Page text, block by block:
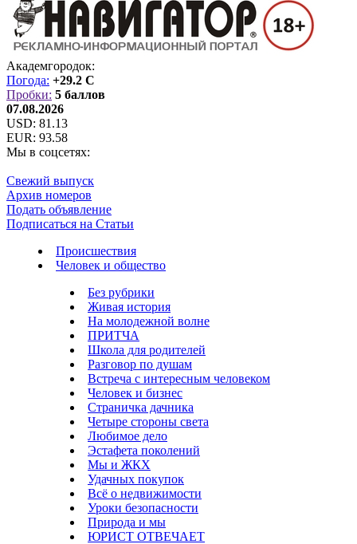
Академгородок:
Погода: +29.2 C
Пробки: 5 баллов
07.08.2026
USD: 81.13
EUR: 93.58
Мы в соцсетях:
Свежий выпуск
Архив номеров
Подать объявление
Подписаться на Статьи
Происшествия
Человек и общество
Без рубрики
Живая история
На молодежной волне
ПРИТЧА
Школа для родителей
Разговор по душам
Встреча с интересным человеком
Человек и бизнес
Страничка дачника
Четыре стороны света
Любимое дело
Эстафета поколений
Мы и ЖКХ
Удачных покупок
Всё о недвижимости
Уроки безопасности
Природа и мы
ЮРИСТ ОТВЕЧАЕТ